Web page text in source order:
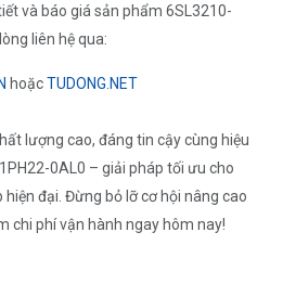
và báo giá sản phẩm 6SL3210-
liên hệ qua:
hoặcTUDONG.NET
lượng cao, đáng tin cậy cùng hiệu
0AL0 – giải pháp tối ưu cho
đại. Đừng bỏ lỡ cơ hội nâng cao
chi phí vận hành ngay hôm nay!